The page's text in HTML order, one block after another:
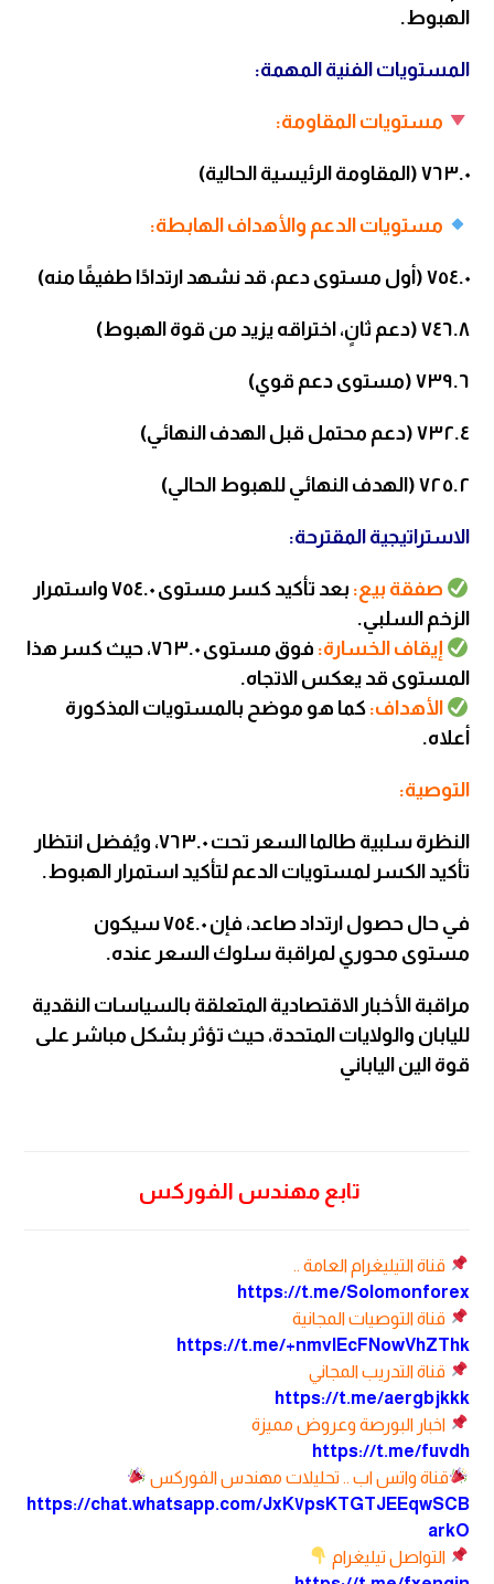
الهبوط.
المستويات الفنية المهمة:
مستويات المقاومة:
٧٦٣.٠ (المقاومة الرئيسية الحالية)
مستويات الدعم والأهداف الهابطة:
٧٥٤.٠ (أول مستوى دعم، قد نشهد ارتدادًا طفيفًا منه)
٧٤٦.٨ (دعم ثانٍ، اختراقه يزيد من قوة الهبوط)
٧٣٩.٦ (مستوى دعم قوي)
٧٣٢.٤ (دعم محتمل قبل الهدف النهائي)
٧٢٥.٢ (الهدف النهائي للهبوط الحالي)
الاستراتيجية المقترحة:
صفقة بيع:
بعد تأكيد كسر مستوى ٧٥٤.٠ واستمرار
الزخم السلبي.
إيقاف الخسارة:
فوق مستوى ٧٦٣.٠، حيث كسر هذا
المستوى قد يعكس الاتجاه.
الأهداف: كما هو موضح بالمستويات المذكورة
أعلاه.
التوصية:
النظرة سلبية طالما السعر تحت ٧٦٣.٠، ويُفضل انتظار
تأكيد الكسر لمستويات الدعم لتأكيد استمرار الهبوط.
في حال حصول ارتداد صاعد، فإن ٧٥٤.٠ سيكون
مستوى محوري لمراقبة سلوك السعر عنده.
مراقبة الأخبار الاقتصادية المتعلقة بالسياسات النقدية
لليابان والولايات المتحدة، حيث تؤثر بشكل مباشر على
قوة الين الياباني
تابع مهندس الفوركس
قناة التيليغرام العامة ..
https://t.me/Solomonforex
قناة التوصيات المجانية
https://t.me/+nmvlEcFNowVhZThk
قناة التدريب المجاني
https://t.me/aergbjkkk
اخبار البورصة وعروض مميزة
https://t.me/fuvdh
قناة واتس اب .. تحليلات مهندس الفوركس
https://chat.whatsapp.com/JxK٧psKTGTJEEqwSCB
arkO
التواصل تيليغرام